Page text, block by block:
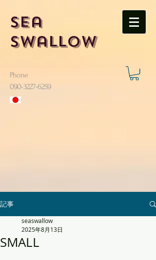
Sea
Swallow
Phone
​090-3227-6259
記事
SMALL
seaswallow
2025年8月13日